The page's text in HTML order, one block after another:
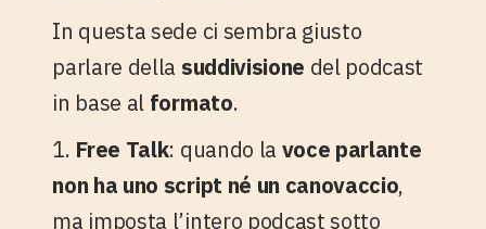
In questa sede ci sembra giusto
parlare della suddivisione del podcast
in base al formato.
1. Free Talk: quando la voce parlante
non ha uno script né un canovaccio,
ma imposta l’intero podcast sotto